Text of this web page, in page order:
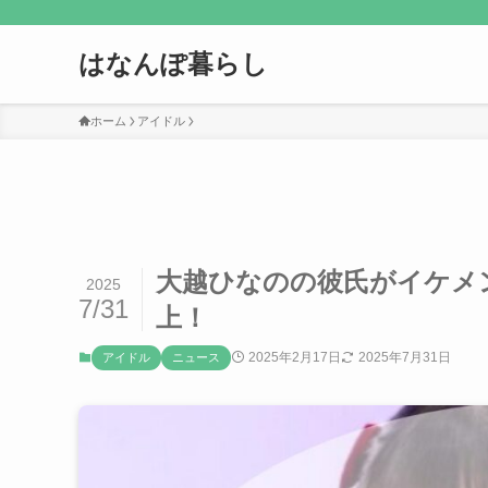
はなんぽ暮らし
ホーム アイドル
大越ひなのの彼氏がイケ
上！
2025
7/31
アイドル ニュース 2025年2月17日 2025年7月31日